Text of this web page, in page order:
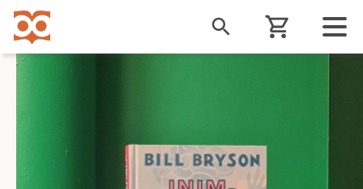
Liigu
edasi
põhisisu
juurde